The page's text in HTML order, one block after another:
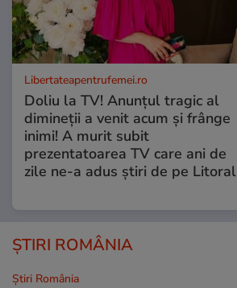
Libertateapentrufemei.ro
Doliu la TV! Anunțul tragic al
dimineții a venit acum și frânge
inimi! A murit subit
prezentatoarea TV care ani de
zile ne-a adus știri de pe Litoral
ȘTIRI ROMÂNIA
Știri România